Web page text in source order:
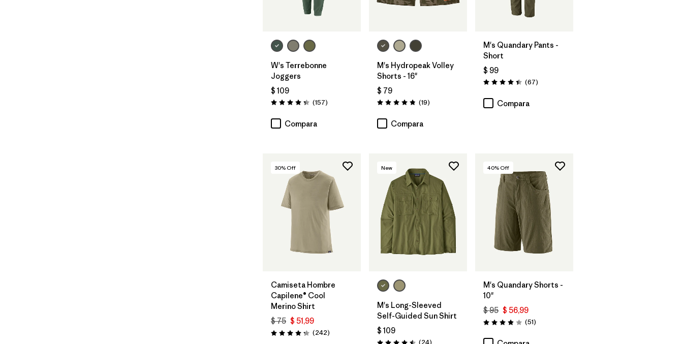
W's Terrebonne
Joggers
$ 109
Valoración: 4.4 / 5
(157Comentarios
)
Compara
M's Hydropeak Volley
Shorts - 16"
$ 79
Valoración: 4.8 / 5
(19Comentarios
)
Compara
M's Quandary Pants -
Short
$ 99
Valoración: 4.4 / 5
(67Comentarios
)
Compara
30% Off
Camiseta Hombre
Capilene® Cool
Merino Shirt
$ 75 $ 51,99
Valoración: 4.3 / 5
(242Comentarios
)
New
M's Long-Sleeved
Self-Guided Sun Shirt
$ 109
(24Comentarios
)
40% Off
M's Quandary Shorts -
10"
$ 95 $ 56,99
Valoración: 3.9 / 5
(51Comentarios
)